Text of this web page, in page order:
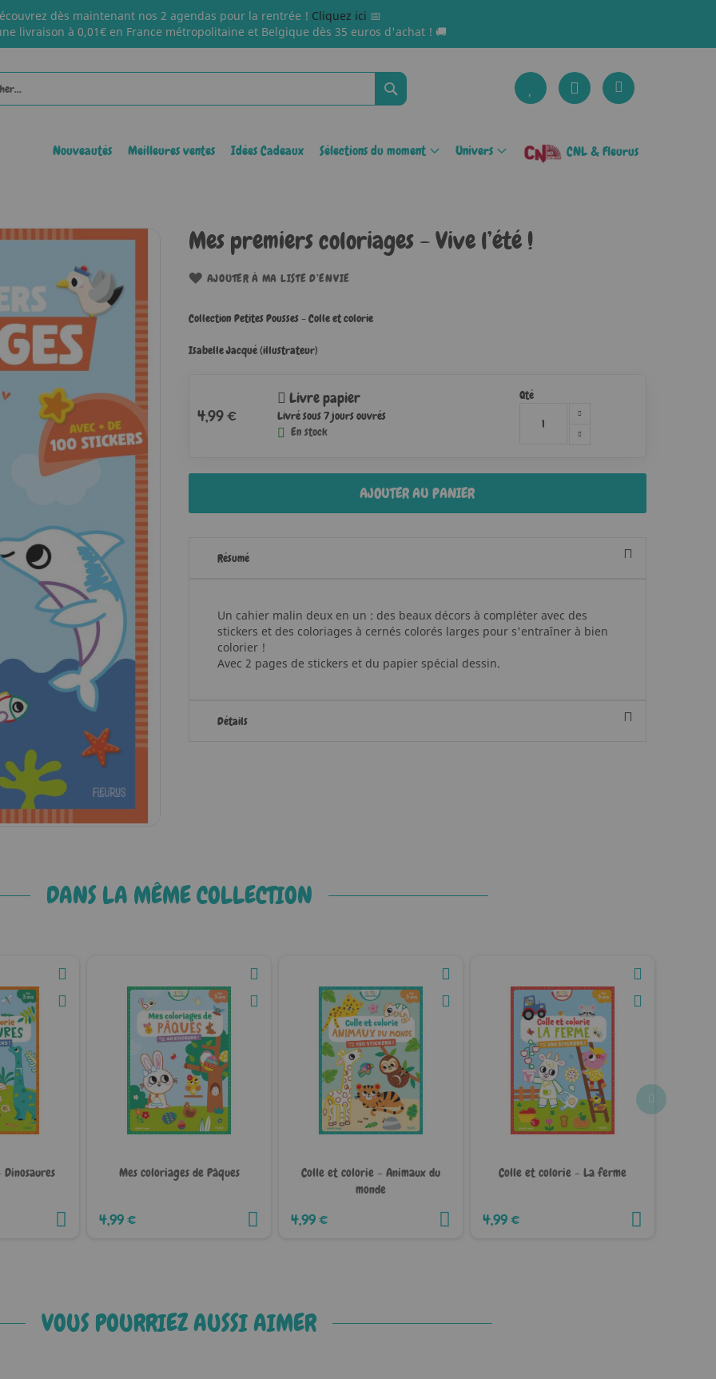
dès maintenant nos 2 agendas pour la rentrée ! Cliquez ici 📅
livraison à 0,01€ en France métropolitaine et Belgique dès 35 euros d'achat ! 🚚
Rechercher
Nouveautés Meilleures ventes Idées Cadeaux Sélections du moment Univers CNL & Fleurus
Mes premiers coloriages - Vive l’été !
AJOUTER À MA LISTE D’ENVIE
Collection Petites Pousses - Colle et colorie
Isabelle Jacqué (illustrateur)
4,99 €
Livre papier
Livré sous 7 jours ouvrés
En stock
Qté
AJOUTER AU PANIER
Résumé
Un cahier malin deux en un : des beaux décors à compléter avec des
stickers et des coloriages à cernés colorés larges pour s'entraîner à bien
colorier !
Avec 2 pages de stickers et du papier spécial dessin.
Détails
DANS LA MÊME COLLECTION
Dinosaures Mes coloriages de Pâques
4,99 €
Colle et colorie - Animaux du
monde
4,99 €
Colle et colorie - La ferme
4,99 €
VOUS POURRIEZ AUSSI AIMER